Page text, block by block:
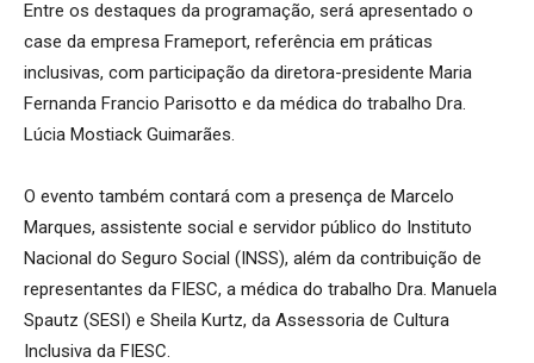
Entre os destaques da programação, será apresentado o
case da empresa Frameport, referência em práticas
inclusivas, com participação da diretora-presidente Maria
Fernanda Francio Parisotto e da médica do trabalho Dra.
Lúcia Mostiack Guimarães.
O evento também contará com a presença de Marcelo
Marques, assistente social e servidor público do Instituto
Nacional do Seguro Social (INSS), além da contribuição de
representantes da FIESC, a médica do trabalho Dra. Manuela
Spautz (SESI) e Sheila Kurtz, da Assessoria de Cultura
Inclusiva da FIESC.